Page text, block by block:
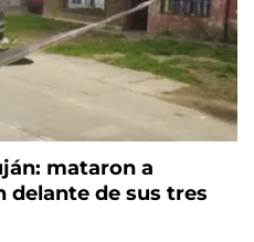
mataron a
delante de sus tres